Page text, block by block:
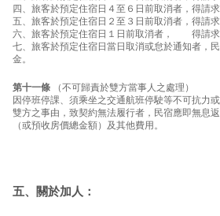
四、旅客於預定住宿日４至６日前取消者，得請
五、旅客於預定住宿日２至３日前取消者，得請
六、旅客於預定住宿日１日前取消者， 得請求
七、旅客於預定住宿日當日取消或怠於通知者，
金。
第十一條 （不可歸責於雙方當事人之處理）
因停班停課、須乘坐之交通航班停駛等不可抗力
雙方之事由，致契約無法履行者，民宿應即無息
（或預收房價總金額）及其他費用。
五、關於加人：